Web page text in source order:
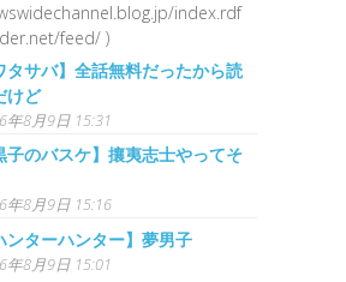
index.rdf
feed/ )
タサバ】全話無料だったから読
けど
年8月9日 15:31
子のバスケ】攘夷志士やってそ
年8月9日 15:16
ンターハンター】夢男子
年8月9日 15:01